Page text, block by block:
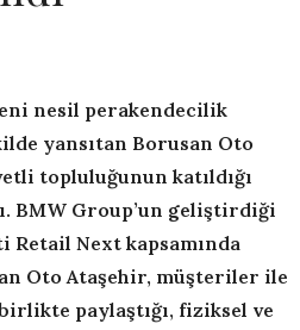
nesil perakendecilik
yansıtan Borusan Oto
topluluğunun katıldığı
BMW Group’un geliştirdiği
Retail Next kapsamında
Oto Ataşehir, müşteriler ile
paylaştığı, fiziksel ve